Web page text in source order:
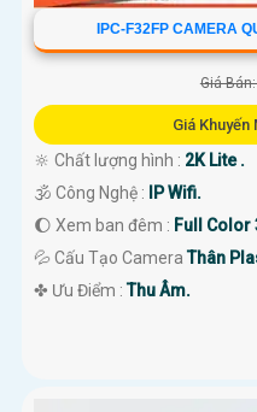
IPC-F32FP CAMERA
Giá
Giá Khuyến
🔆 Chất lượng hình : 2K Lite .
🕉️ Công Nghệ :
IP Wifi.
🌔 Xem ban đêm : Full Color
💦 Cấu Tạo CameraThân
️✤ Ưu Điểm :Thu Âm.